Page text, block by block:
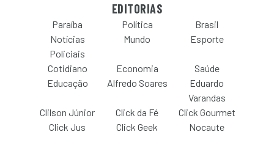
EDITORIAS
Paraíba Política
Brasil
Notícias
Policiais
Mundo Esporte
Cotidiano Economia
Saúde
Educação
Alfredo Soares
Eduardo
Varandas
Clilson Júnior
Click da Fé
Click Gourmet
Click Jus
Click Geek Nocaute